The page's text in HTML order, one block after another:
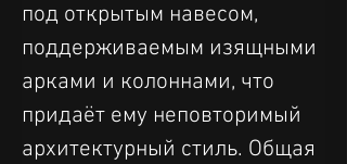
под открытым навесом,
поддерживаемым изящными
арками и колоннами, что
придаёт ему неповторимый
архитектурный стиль. Общая